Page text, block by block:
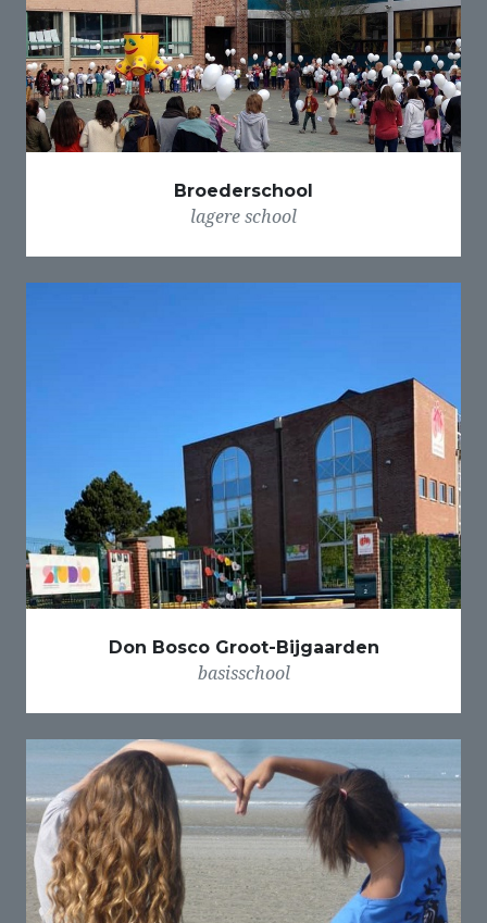
Broederschool
lagere school
Don Bosco Groot-Bijgaarden
basisschool